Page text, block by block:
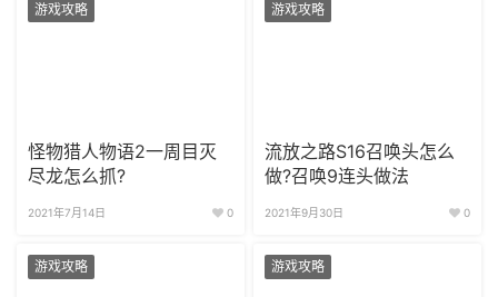
游戏攻略
怪物猎人物语2一周目灭
尽龙怎么抓?
2021年7月14日 0
游戏攻略
流放之路S16召唤头怎么
做?召唤9连头做法
2021年9月30日 0
游戏攻略 游戏攻略